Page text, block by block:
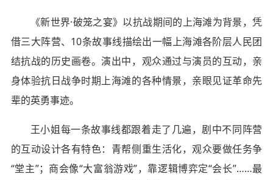
《新世界·破笼之宴》以抗战期间的上海滩为背景，凭
借三大阵营、10条故事线描绘出一幅上海滩各阶层人民团
结抗战的历史画卷。演出中，观众通过与演员的互动，亲
身体验抗日战争时期上海滩的各种情景，亲眼见证革命先
辈的英勇事迹。
王小姐每一条故事线都跟着走了几遍，剧中不同阵营
的互动设计各有特色：青帮侧重生活化，观众要做任务争
“堂主”；商会像“大富翁游戏”，靠逻辑博弈定“会长”……最